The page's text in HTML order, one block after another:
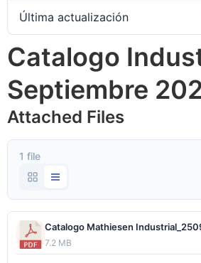
Última actualización
Catalogo
Septiembre
Attached Files
1 file
Catalogo Mathiesen
7.2 MB